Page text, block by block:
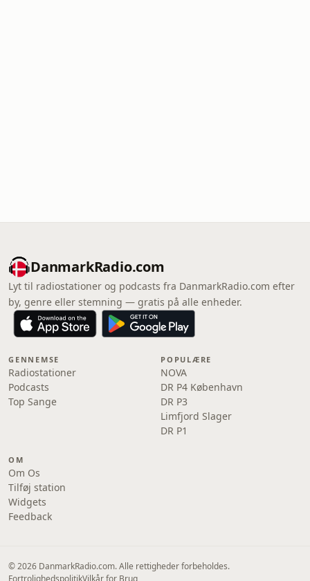
DanmarkRadio.com
Lyt til radiostationer og podcasts fra DanmarkRadio.com efter
by, genre eller stemning — gratis på alle enheder.
GENNEMSE
Radiostationer
Podcasts
Top Sange
POPULÆRE
NOVA
DR P4 København
DR P3
Limfjord Slager
DR P1
OM
Om Os
Tilføj station
Widgets
Feedback
© 2026 DanmarkRadio.com. Alle rettigheder forbeholdes.
FortrolighedspolitikVilkår for Brug